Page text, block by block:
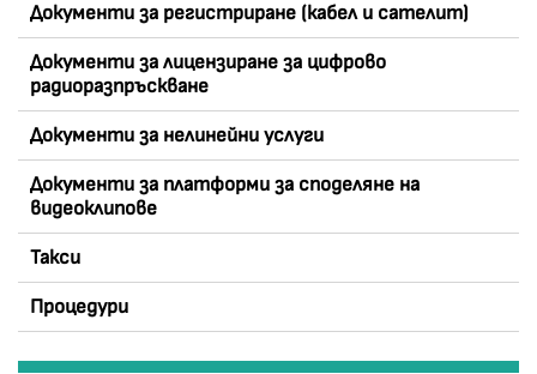
Документи за регистриране (кабел и сателит)
Документи за лицензиране за цифрово
радиоразпръскване
Документи за нелинейни услуги
Документи за платформи за споделяне на
видеоклипове
Такси
Процедури